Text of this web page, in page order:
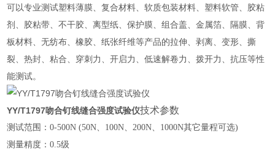
可以专业测试塑料薄膜、复合材料、软质包装材料、塑料软管、胶粘
剂、胶粘带、不干胶、离型纸、保护膜、组合盖、金属箔、隔膜、背
板材料、无纺布、橡胶、纸张纤维等产品的拉伸、剥离、变形、撕
裂、热封、粘合、穿刺力、开启力、低速解卷力、拨开力、抗压等性
能测试。
YY/T1797吻合钉线缝合强度试验仪技术参数
测试范围：0-500N (50N、 100N、200N、1000N其它量程可选)
测量精度：0.5级